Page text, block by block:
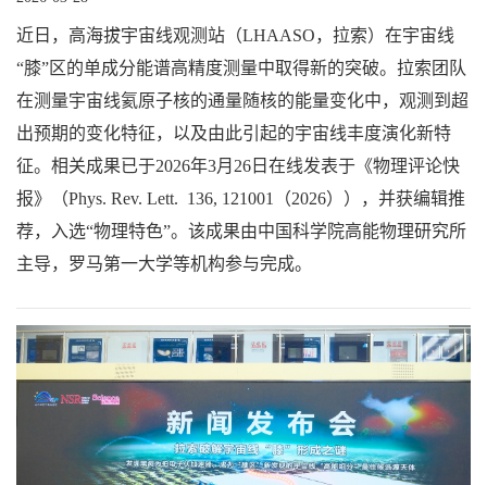
近日，高海拔宇宙线观测站（LHAASO，拉索）在宇宙线
“膝”区的单成分能谱高精度测量中取得新的突破。拉索团队
在测量宇宙线氦原子核的通量随核的能量变化中，观测到超
出预期的变化特征，以及由此引起的宇宙线丰度演化新特
征。相关成果已于2026年3月26日在线发表于《物理评论快
报》（Phys. Rev. Lett. 136, 121001（2026）），并获编辑推
荐，入选“物理特色”。该成果由中国科学院高能物理研究所
主导，罗马第一大学等机构参与完成。